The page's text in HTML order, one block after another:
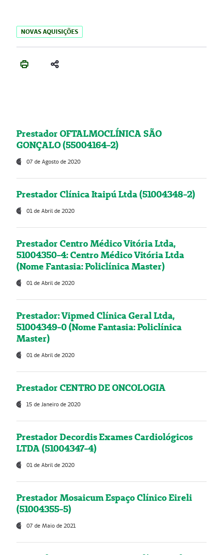
NOVAS AQUISIÇÕES
Prestador OFTALMOCLÍNICA SÃO
GONÇALO (55004164-2)
07 de Agosto de 2020
Prestador Clínica Itaipú Ltda (51004348-2)
01 de Abril de 2020
Prestador Centro Médico Vitória Ltda,
51004350-4: Centro Médico Vitória Ltda
(Nome Fantasia: Policlínica Master)
01 de Abril de 2020
Prestador: Vipmed Clínica Geral Ltda,
51004349-0 (Nome Fantasia: Policlínica
Master)
01 de Abril de 2020
Prestador CENTRO DE ONCOLOGIA
15 de Janeiro de 2020
Prestador Decordis Exames Cardiológicos
LTDA (51004347-4)
01 de Abril de 2020
Prestador Mosaicum Espaço Clínico Eireli
(51004355-5)
07 de Maio de 2021